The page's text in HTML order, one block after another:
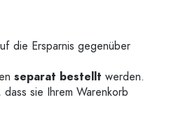
die Ersparnis gegenüber
separat bestellt werden.
sie Ihrem Warenkorb